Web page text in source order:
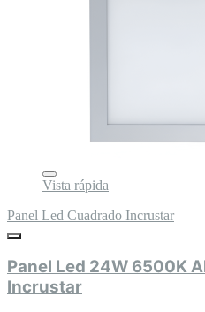
Vista rápida
Panel Led Cuadrado Incrustar
Panel Led 24W 6500K
Incrustar